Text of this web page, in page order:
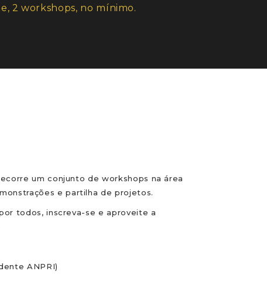
2 workshops, no mínimo.
um conjunto de workshops na área
e partilha de projetos.
todos, inscreva-se e aproveite a
ANPRI)